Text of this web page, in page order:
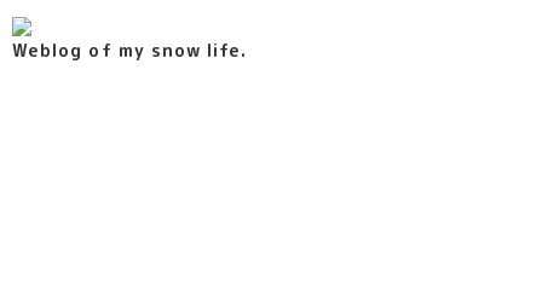
Weblog of my snow life.